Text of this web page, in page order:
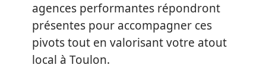
agences performantes répondront
présentes pour accompagner ces
pivots tout en valorisant votre atout
local à Toulon.